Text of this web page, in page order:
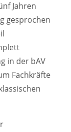
Jahren
gesprochen
in der bAV
Fachkräfte